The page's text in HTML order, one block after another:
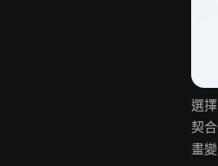
選
契
畫